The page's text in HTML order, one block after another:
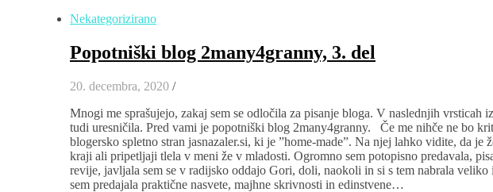
Nekategorizirano
Popotniški blog 2many4granny, 3. del
20. decembra, 2020 /
Mnogi me sprašujejo, zakaj sem se odločila za pisanje bloga. V naslednjih vrsticah
tudi uresničila. Pred vami je popotniški blog 2many4granny. Če me nihče ne bo
blogersko spletno stran jasnazaler.si, ki je ”home-made”. Na njej lahko vidite, da je
kraji ali pripetljaji tlela v meni že v mladosti. Ogromno sem potopisno predavala,
revije, javljala sem se v radijsko oddajo Gori, doli, naokoli in si s tem nabrala
sem predajala praktične nasvete, majhne skrivnosti in edinstvene…